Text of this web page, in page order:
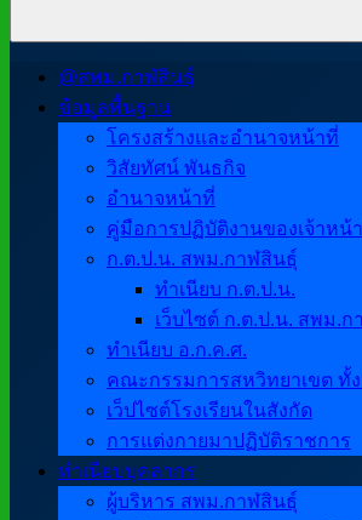
@สพม.กาฬสินธุ์
ข้อมูลพื้นฐาน
โครงสร้างและอำนาจหน้าที่
วิสัยทัศน์ พันธกิจ
อำนาจหน้าที่
คู่มือการปฏิบัติงานของเจ้าหน้
ก.ต.ป.น. สพม.กาฬสินธุ์
ทำเนียบ ก.ต.ป.น.
เว็บไซต์ ก.ต.ป.น. สพม.ก
ทำเนียบ อ.ก.ค.ศ.
คณะกรรมการสหวิทยาเขต ทั้
เว็ปไซต์โรงเรียนในสังกัด
การแต่งกายมาปฏิบัติราชการ
ทำเนียบบุคลากร
ผู้บริหาร สพม.กาฬสินธุ์